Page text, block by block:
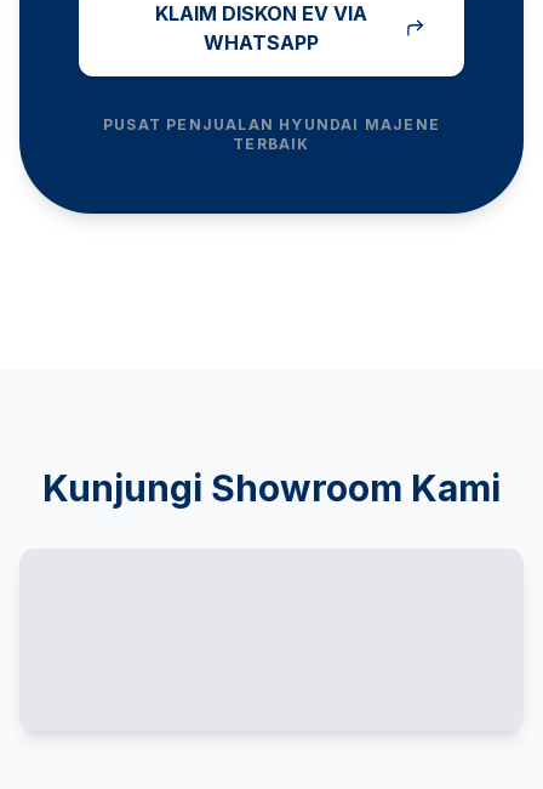
KLAIM DISKON EV VIA
WHATSAPP
PUSAT PENJUALAN HYUNDAI MAJENE
TERBAIK
Kunjungi Showroom Kami